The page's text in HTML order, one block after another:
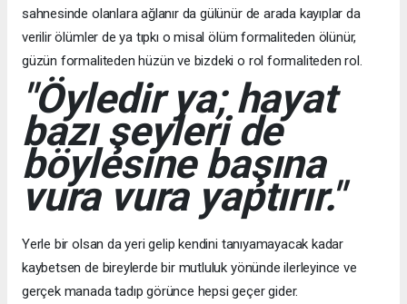
sahnesinde olanlara ağlanır da gülünür de arada kayıplar da
verilir ölümler de ya tıpkı o misal ölüm formaliteden ölünür,
güzün formaliteden hüzün ve bizdeki o rol formaliteden rol.
"Öyledir ya; hayat
bazı şeyleri de
böylesine başına
vura vura yaptırır."
Yerle bir olsan da yeri gelip kendini tanıyamayacak kadar
kaybetsen de bireylerde bir mutluluk yönünde ilerleyince ve
gerçek manada tadıp görünce hepsi geçer gider.